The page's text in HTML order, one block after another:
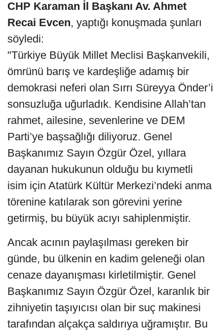
CHP Karaman İl Başkanı Av. Ahmet
Recai Evcen, yaptığı konuşmada şunları
söyledi:
"Türkiye Büyük Millet Meclisi Başkanvekili,
ömrünü barış ve kardeşliğe adamış bir
demokrasi neferi olan Sırrı Süreyya Önder’i
sonsuzluğa uğurladık. Kendisine Allah’tan
rahmet, ailesine, sevenlerine ve DEM
Parti’ye başsağlığı diliyoruz. Genel
Başkanımız Sayın Özgür Özel, yıllara
dayanan hukukunun olduğu bu kıymetli
isim için Atatürk Kültür Merkezi’ndeki anma
törenine katılarak son görevini yerine
getirmiş, bu büyük acıyı sahiplenmiştir.
Ancak acının paylaşılması gereken bir
günde, bu ülkenin en kadim geleneği olan
cenaze dayanışması kirletilmiştir. Genel
Başkanımız Sayın Özgür Özel, karanlık bir
zihniyetin taşıyıcısı olan bir suç makinesi
tarafından alçakça saldırıya uğramıştır. Bu